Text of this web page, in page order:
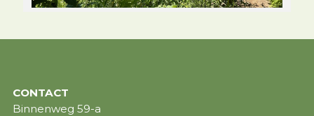
CONTACT
Binnenweg 59-a